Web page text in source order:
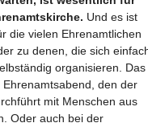
Und es ist
die vielen Ehrenamtlichen
zu denen, die sich
organisieren. Das
den der
mit Menschen aus
Oder auch bei der